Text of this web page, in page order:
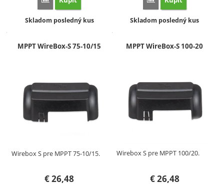
Dostupnosť:
Skladom posledný kus Dostupnosť:
Skladom posledný kus
MPPT WireBox-S 75-10/15
Wirebox S pre MPPT 75-10/15.
€26,48
MPPT WireBox-S 100-20
Wirebox S pre MPPT 100/20.
€26,48